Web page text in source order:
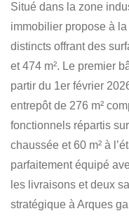
Situé dans la zone
immobilier propose à
distincts offrant des
et 474 m². Le premier
partir du 1er février
entrepôt de 276 m²
fonctionnels répartis
chaussée et 60 m² à
parfaitement équipé
les livraisons et deux
stratégique à Arques